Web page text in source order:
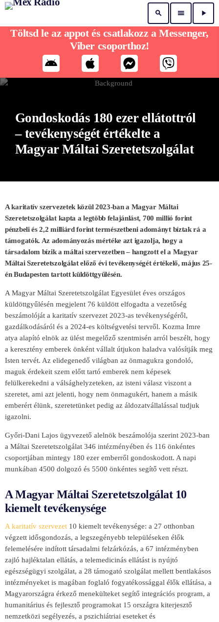
search menu play_arrow
Gondoskodás 180 ezer ellátottról
– tevékenységét értékelte a
Magyar Máltai Szeretetszolgálat
A karitatív szervezetek közül 2023-ban a Magyar Máltai
Szeretetszolgálat kapta a legtöbb felajánlást, 700 millió forint
pénzbeli és 2,2 milliárd forint természetbeni adományt bíztak rá a
támogatók. Az adományozás mértéke azt igazolja, hogy a
társadalom bízik a máltai szervezetben – hangzott el a Magyar
Máltai Szeretetszolgálat előző évi tevékenységét értékelő, május 25-
én Budapesten tartott küldöttgyűlésén.
A Magyar Máltai Szeretetszolgálat Egyesület éves országos
küldöttgyűlésén megjelent 76 küldött elfogadta a vezetőség
beszámolóját a karitatív szervezet 2023-as tevékenységéről,
gazdálkodásáról és a 2024-es költségvetési tervről. Kozma Imre
atya alapító elnök az ülést megelőző szentmisén arról beszélt, hogy
a keresztény emberek önként vállalt útjukon haladva valósítják meg
Isten tervét. Az elidegenedő világban az önmagukra gondoló,
maguk érdekeit szem előtt tartó emberek nem képesek
felülkerekedni a válsághelyzeteken, az isteni válasz viszont a
szeretet, ami azt jelenti, hogy nem önmagukért, hanem a másik
emberért élünk, szeretetünket pedig az áldozatvállalással tudjuk
igazolni.
Győri-Dani Lajos ügyvezető alelnök beszámolója szerint 2023-ban
a Máltai Szeretetszolgálat 346 intézményében és 116 önkéntes
csoportjában mintegy 180 ezer emberről gondoskodott. A napi
munkában 4500 dolgozó és 5500 önkéntes segítő vett részt.
A Magyar Máltai Szeretetszolgálat 10
kiemelt tevékenysége
A karitatív szervezet 10 kiemelt tevékenysége: a 27 otthonban
végzett idősgondozás, a legszegényebb településeken élők
felemelésére indított társadalmi felzárkózás, a 67 intézményben
zajló hajléktalan ellátás, a telemedicinás ellátást is nyújtó
egészségügyi szolgálat, a 28 támogató szolgálat mellett bentlakásos
intézményeket is magában foglaló fogyatékossággal élők ellátása, a
Magyarországra érkező menekülteket segítő integrációs program, a
humanitárius és fejlesztő programokat 15 országra kiterjesztő
nemzetközi segélyezés, a pszichiátriai eseteket és
Töltsd le az appot és csatlakozz a Messenger,
Viber csoporthoz!